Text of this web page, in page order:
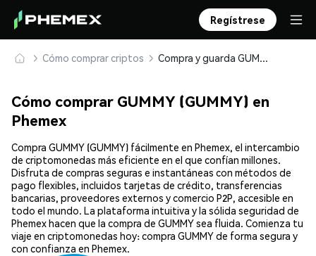
Regístrese
Cómo comprar criptos Compra y guarda GUMMY (GUMMY) de forma segura
Cómo comprar GUMMY (GUMMY) en
Phemex
Compra GUMMY (GUMMY) fácilmente en Phemex, el intercambio
de criptomonedas más eficiente en el que confían millones.
Disfruta de compras seguras e instantáneas con métodos de
pago flexibles, incluidos tarjetas de crédito, transferencias
bancarias, proveedores externos y comercio P2P, accesible en
todo el mundo. La plataforma intuitiva y la sólida seguridad de
Phemex hacen que la compra de GUMMY sea fluida. Comienza tu
viaje en criptomonedas hoy: compra GUMMY de forma segura y
con confianza en Phemex.